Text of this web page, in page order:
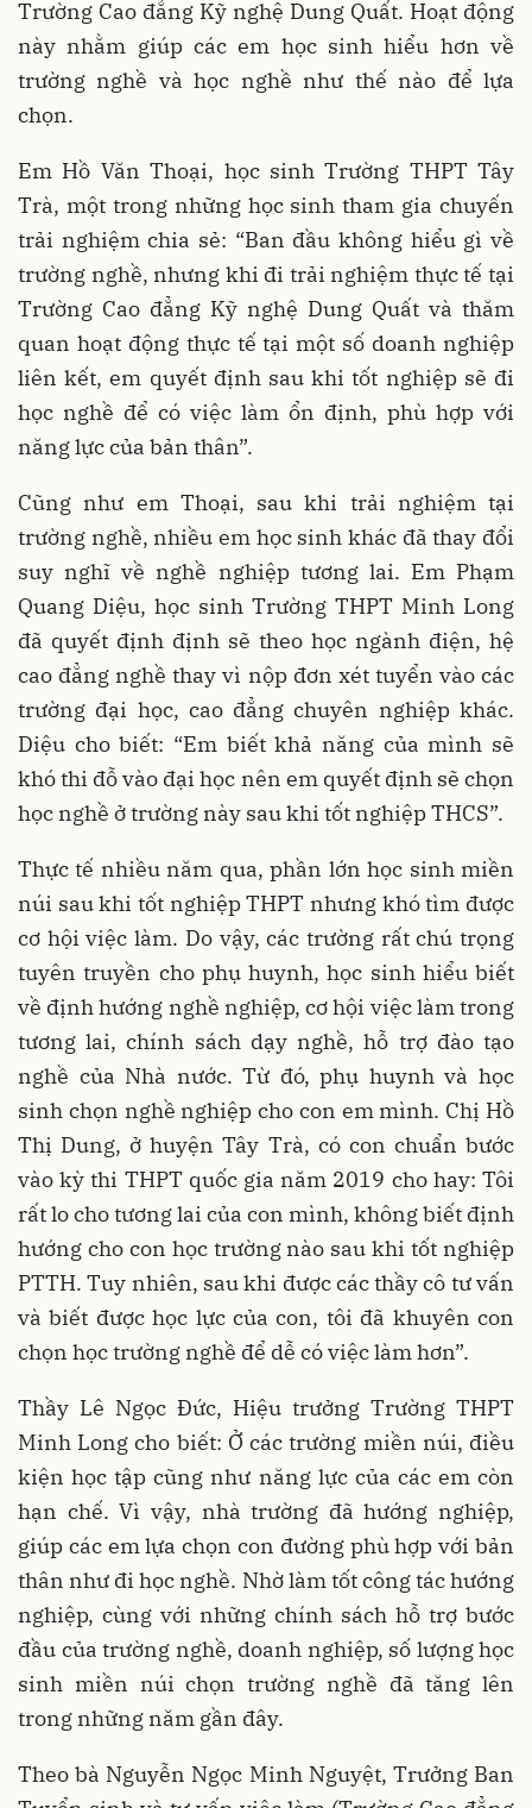
Trường Cao đẳng Kỹ nghệ Dung Quất. Hoạt động
này nhằm giúp các em học sinh hiểu hơn về
trường nghề và học nghề như thế nào để lựa
chọn.
Em Hồ Văn Thoại, học sinh Trường THPT Tây
Trà, một trong những học sinh tham gia chuyến
trải nghiệm chia sẻ: “Ban đầu không hiểu gì về
trường nghề, nhưng khi đi trải nghiệm thực tế tại
Trường Cao đẳng Kỹ nghệ Dung Quất và thăm
quan hoạt động thực tế tại một số doanh nghiệp
liên kết, em quyết định sau khi tốt nghiệp sẽ đi
học nghề để có việc làm ổn định, phù hợp với
năng lực của bản thân”.
Cũng như em Thoại, sau khi trải nghiệm tại
trường nghề, nhiều em học sinh khác đã thay đổi
suy nghĩ về nghề nghiệp tương lai. Em Phạm
Quang Diệu, học sinh Trường THPT Minh Long
đã quyết định định sẽ theo học ngành điện, hệ
cao đẳng nghề thay vì nộp đơn xét tuyển vào các
trường đại học, cao đẳng chuyên nghiệp khác.
Diệu cho biết: “Em biết khả năng của mình sẽ
khó thi đỗ vào đại học nên em quyết định sẽ chọn
học nghề ở trường này sau khi tốt nghiệp THCS”.
Thực tế nhiều năm qua, phần lớn học sinh miền
núi sau khi tốt nghiệp THPT nhưng khó tìm được
cơ hội việc làm. Do vậy, các trường rất chú trọng
tuyên truyền cho phụ huynh, học sinh hiểu biết
về định hướng nghề nghiệp, cơ hội việc làm trong
tương lai, chính sách dạy nghề, hỗ trợ đào tạo
nghề của Nhà nước. Từ đó, phụ huynh và học
sinh chọn nghề nghiệp cho con em mình. Chị Hồ
Thị Dung, ở huyện Tây Trà, có con chuẩn bước
vào kỳ thi THPT quốc gia năm 2019 cho hay: Tôi
rất lo cho tương lai của con mình, không biết định
hướng cho con học trường nào sau khi tốt nghiệp
PTTH. Tuy nhiên, sau khi được các thầy cô tư vấn
và biết được học lực của con, tôi đã khuyên con
chọn học trường nghề để dễ có việc làm hơn”.
Thầy Lê Ngọc Đức, Hiệu trưởng Trường THPT
Minh Long cho biết: Ở các trường miền núi, điều
kiện học tập cũng như năng lực của các em còn
hạn chế. Vì vậy, nhà trường đã hướng nghiệp,
giúp các em lựa chọn con đường phù hợp với bản
thân như đi học nghề. Nhờ làm tốt công tác hướng
nghiệp, cùng với những chính sách hỗ trợ bước
đầu của trường nghề, doanh nghiệp, số lượng học
sinh miền núi chọn trường nghề đã tăng lên
trong những năm gần đây.
Theo bà Nguyễn Ngọc Minh Nguyệt, Trưởng Ban